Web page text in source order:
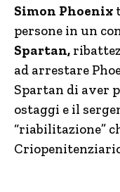
Simon Phoenix
persone in un
Spartan,
ad arrestare
Spartan di aver
ostaggi e il
“riabilitazione”